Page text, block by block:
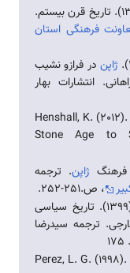
برشین، سرژ، میلزا، پی‌یر (1370). تاریخ قرن بیستم.
فرهنگی استان
ژاپن در فرازو نشیب
انتشارات بهار
Henshall, K.
Stone Age to
ژاپن. ترجمه
، ص.251-252.
کیتائوکا، شین ایچی. (1399). تاریخ سیاسی
ترجمه سیدرضا
Perez, L. G.